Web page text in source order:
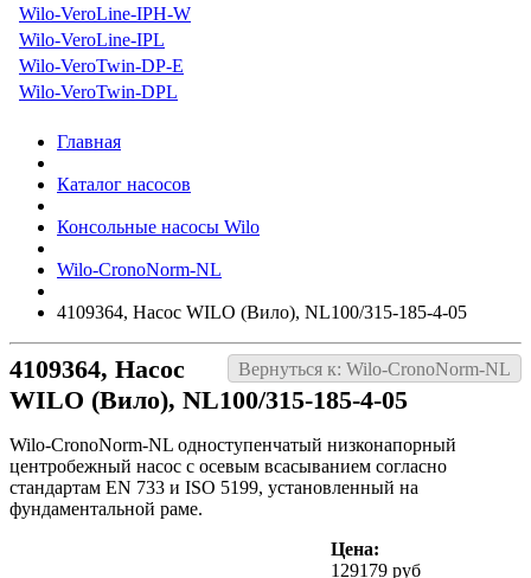
Wilo-VeroLine-IPH-W
Wilo-VeroLine-IPL
Wilo-VeroTwin-DP-E
Wilo-VeroTwin-DPL
Главная
Каталог насосов
Консольные насосы Wilo
Wilo-CronoNorm-NL
4109364, Насос WILO (Вило), NL100/315-185-4-05
Вернуться к: Wilo-CronoNorm-NL
4109364, Насос
WILO (Вило), NL100/315-185-4-05
Wilo-CronoNorm-NL одноступенчатый низконапорный
центробежный насос с осевым всасыванием согласно
стандартам EN 733 и ISO 5199, установленный на
фундаментальной раме.
Цена:
129179 руб